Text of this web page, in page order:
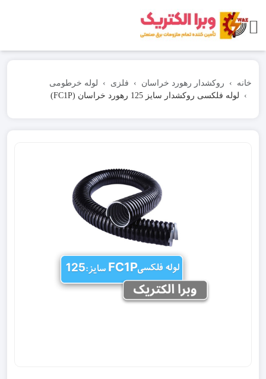
خانه روکشدار رهورد خراسان فلزی
لوله خرطومی
لوله فلکسی روکشدار سایز 125 رهورد خراسان (FC1P)